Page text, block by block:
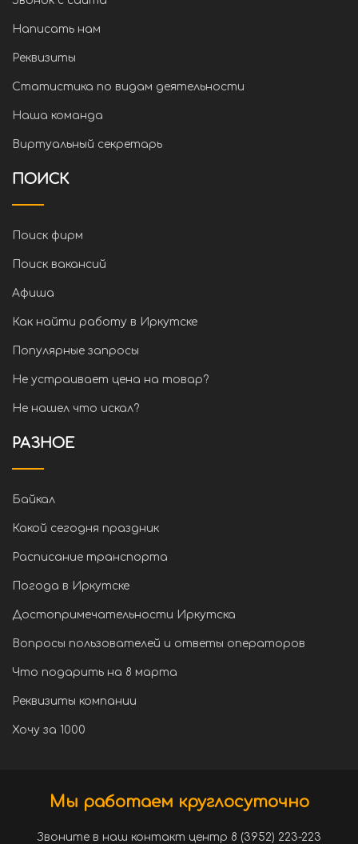
Написать нам
Реквизиты
Статистика по видам деятельности
Наша команда
Виртуальный секретарь
ПОИСК
Поиск фирм
Поиск вакансий
Афиша
Как найти работу в Иркутске
Популярные запросы
Не устраивает цена на товар?
Не нашел что искал?
РАЗНОЕ
Байкал
Какой сегодня праздник
Расписание транспорта
Погода в Иркутске
Достопримечательности Иркутска
Вопросы пользователей и ответы операторов
Что подарить на 8 марта
Реквизиты компании
Хочу за 1000
Мы работаем круглосуточно
Звоните в наш контакт центр 8 (3952) 223-223